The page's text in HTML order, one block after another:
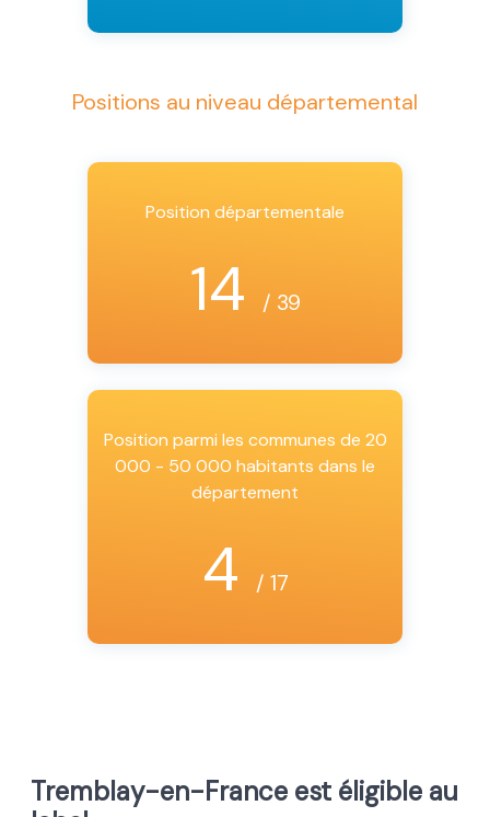
Positions au niveau départemental
Position départementale
14 / 39
Position parmi les communes de 20
000 - 50 000 habitants dans le
département
4 / 17
Tremblay-en-France est éligible au